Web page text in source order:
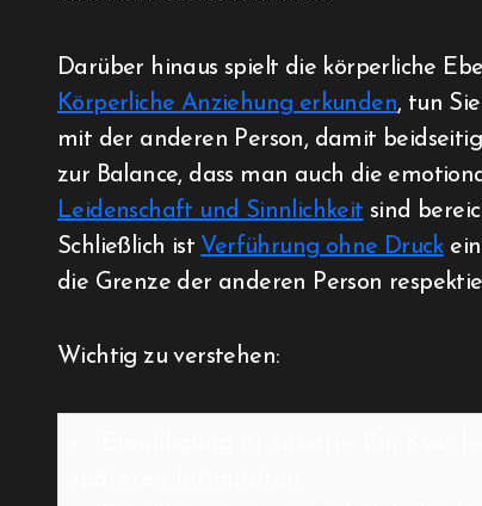
Darüber hinaus spielt die körperliche
Körperliche Anziehung erkunden, tun
mit der anderen Person, damit
zur Balance, dass man auch die
Leidenschaft und Sinnlichkeit sind
Schließlich ist Verführung ohne Druck
die Grenze der anderen Person
Wichtig zu verstehen: